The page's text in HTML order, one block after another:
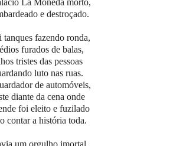
e destroçado.
fazendo ronda,
furados de balas,
tristes das pessoas
luto nas ruas.
de automóveis,
diante da cena onde
foi eleito e fuzilado
contar a história toda.
um orgulho imortal